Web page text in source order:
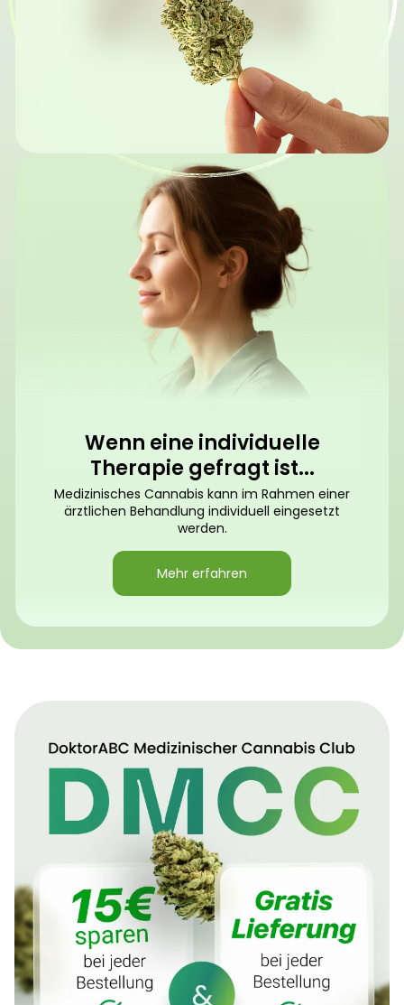
Wenn eine individuelle
Therapie gefragt ist...
Medizinisches Cannabis kann im Rahmen einer
ärztlichen Behandlung individuell eingesetzt
werden.
Mehr erfahren